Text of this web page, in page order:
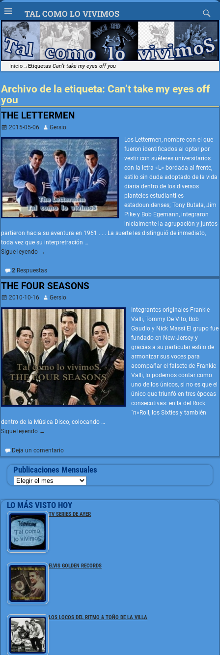
TAL COMO LO VIVIMOS
Inicio→EtiquetasCan’t take my eyes off you
Archivo de la etiqueta: Can’t take my eyes off
you
THE LETTERMEN
2015-05-06
Gersio
Los Lettermen, nombre con el que
fueron identificados al optar por
vestir con suéteres universitarios
con la letra «L» bordada al frente,
estilo sin duda adoptado de la vida
diaria dentro de los diversos
planteles estudiantiles
estadounidenses; Tony Butala, Jim
Pike y Bob Egemann, integraron
inicialmente la agrupación y juntos
partieron hacia su aventura en 1961 . . . La suerte les distinguió de inmediato,
toda vez que su interpretración …
Sigue leyendo →
2Respuestas
THE FOUR SEASONS
2010-10-16
Gersio
Integrantes originales Frankie
Valli, Tommy De Vito, Bob
Gaudio y Nick Massi El grupo fue
fundado en New Jersey y
gracias a su particular estilo de
armonizar sus voces para
acompañar el falsete de Frankie
Valli, lo podemos contar como
uno de los únicos, si no es que el
único que triunfó en tres épocas
consecutivas: en la del Rock
´n»Roll, los Sixties y también
dentro de la Música Disco, colocando …
Sigue leyendo →
Deja un comentario
Publicaciones Mensuales
LO MÁS VISTO HOY
TV SERIES DE AYER
ELVIS GOLDEN RECORDS
LOS LOCOS DEL RITMO & TOÑO DE LA VILLA